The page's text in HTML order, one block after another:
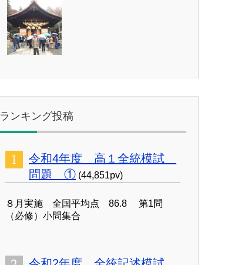
ランキング投稿
令和4年度 高１全統模試
問題 ① (44,851pv)
８月実施 全国平均点 86.8 第1問
（必修）小問集合